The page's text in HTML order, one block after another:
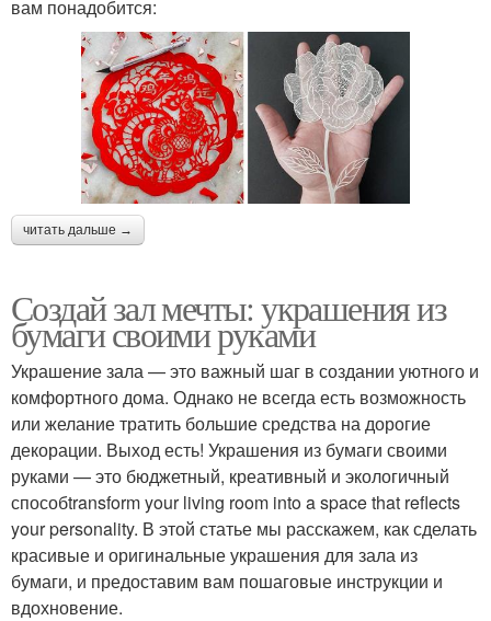
вам понадобится:
читать дальше →
Создай зал мечты: украшения из
бумаги своими руками
Украшение зала — это важный шаг в создании уютного и
комфортного дома. Однако не всегда есть возможность
или желание тратить большие средства на дорогие
декорации. Выход есть! Украшения из бумаги своими
руками — это бюджетный, креативный и экологичный
способtransform your living room into a space that reflects
your personality. В этой статье мы расскажем, как сделать
красивые и оригинальные украшения для зала из
бумаги, и предоставим вам пошаговые инструкции и
вдохновение.